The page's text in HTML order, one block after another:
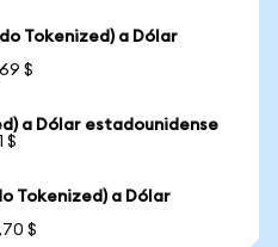
Tokenized) a Dólar
$
a Dólar estadounidense
$
Tokenized) a Dólar
$